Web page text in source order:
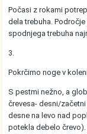
Počasi z rokami
dela trebuha.
spodnjega trebuha
3.
Pokrčimo noge v
S pestmi nežno, a
črevesa- desni/
desne na levo nad
potekla debelo